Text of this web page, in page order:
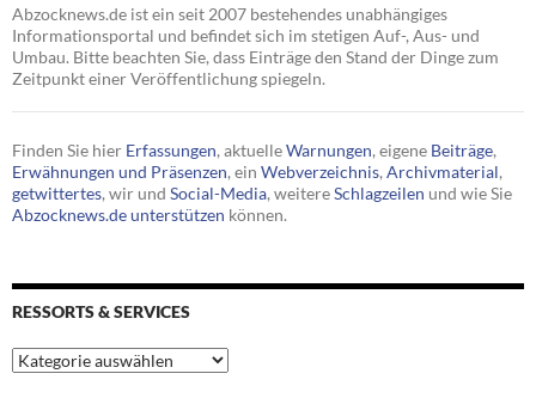
Abzocknews.de ist ein seit 2007 bestehendes unabhängiges
Informationsportal und befindet sich im stetigen Auf-, Aus- und
Umbau. Bitte beachten Sie, dass Einträge den Stand der Dinge zum
Zeitpunkt einer Veröffentlichung spiegeln.
Finden Sie hier Erfassungen, aktuelleWarnungen, eigene Beiträge,
Erwähnungen und Präsenzen, ein Webverzeichnis, Archivmaterial,
getwittertes, wir und Social-Media, weitereSchlagzeilen und wie Sie
Abzocknews.de unterstützen können.
RESSORTS & SERVICES
Ressorts
&